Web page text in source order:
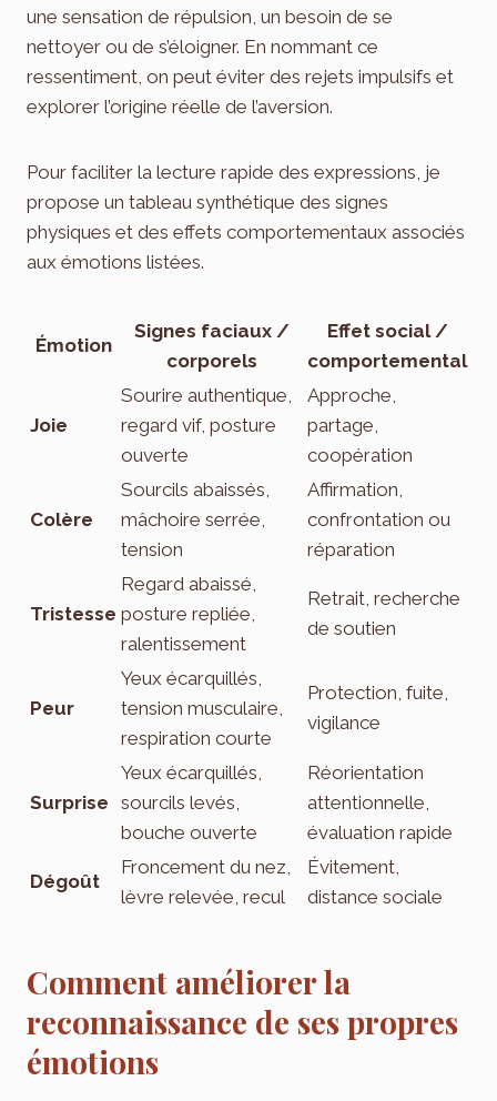
une sensation de répulsion, un besoin de se
nettoyer ou de s’éloigner. En nommant ce
ressentiment, on peut éviter des rejets impulsifs et
explorer l’origine réelle de l’aversion.
Pour faciliter la lecture rapide des expressions, je
propose un tableau synthétique des signes
physiques et des effets comportementaux associés
aux émotions listées.
Émotion
Signes faciaux /
corporels
Effet social /
comportemental
Joie
Sourire authentique,
regard vif, posture
ouverte
Approche,
partage,
coopération
Colère
Sourcils abaissés,
mâchoire serrée,
tension
Affirmation,
confrontation ou
réparation
Tristesse
Regard abaissé,
posture repliée,
ralentissement
Retrait, recherche
de soutien
Peur
Yeux écarquillés,
tension musculaire,
respiration courte
Protection, fuite,
vigilance
Surprise
Yeux écarquillés,
sourcils levés,
bouche ouverte
Réorientation
attentionnelle,
évaluation rapide
Dégoût
Froncement du nez,
lèvre relevée, recul
Évitement,
distance sociale
Comment améliorer la
reconnaissance de ses propres
émotions